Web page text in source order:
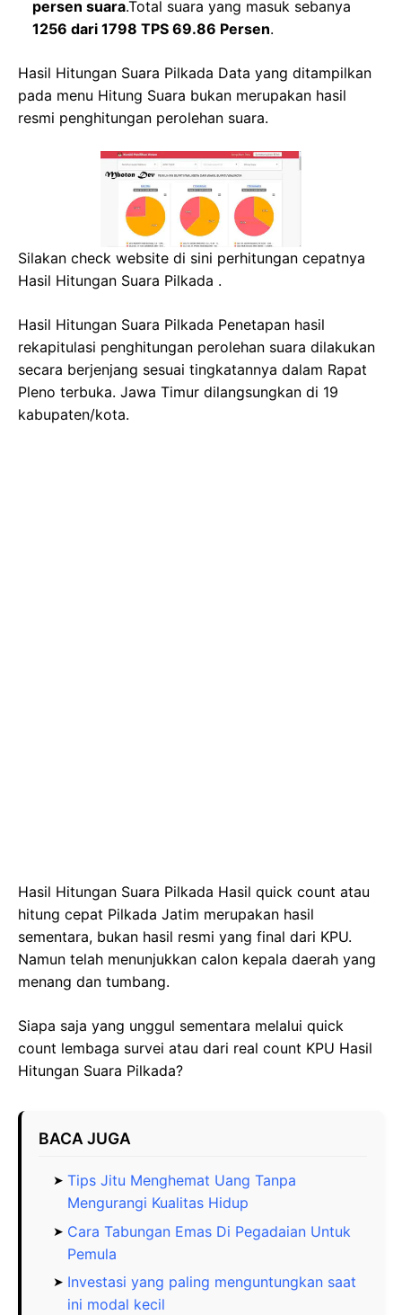
persen suara.Total suara yang masuk sebanya
1256 dari 1798 TPS 69.86 Persen.
Hasil Hitungan Suara Pilkada Data yang ditampilkan
pada menu Hitung Suara bukan merupakan hasil
resmi penghitungan perolehan suara.
Silakan check website di sini perhitungan cepatnya
Hasil Hitungan Suara Pilkada .
Hasil Hitungan Suara Pilkada Penetapan hasil
rekapitulasi penghitungan perolehan suara dilakukan
secara berjenjang sesuai tingkatannya dalam Rapat
Pleno terbuka. Jawa Timur dilangsungkan di 19
kabupaten/kota.
Hasil Hitungan Suara Pilkada Hasil quick count atau
hitung cepat Pilkada Jatim merupakan hasil
sementara, bukan hasil resmi yang final dari KPU.
Namun telah menunjukkan calon kepala daerah yang
menang dan tumbang.
Siapa saja yang unggul sementara melalui quick
count lembaga survei atau dari real count KPU Hasil
Hitungan Suara Pilkada?
BACA JUGA
Tips Jitu Menghemat Uang Tanpa
Mengurangi Kualitas Hidup
Cara Tabungan Emas Di Pegadaian Untuk
Pemula
Investasi yang paling menguntungkan saat
ini modal kecil